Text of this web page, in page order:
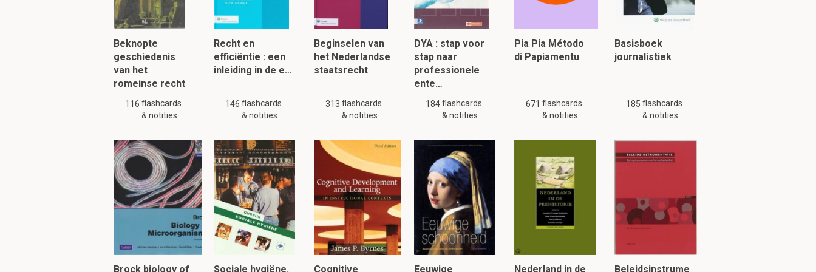
Weinig bescherming
Geringe kansen op schaalvoordelen
Onregelmatige verkoopfluctuaties
Substitutie
Welke 4 vlakken kent de Groeistrategie van Ansoff?
Marktvernieuwing
Productvernieuwing
Diversificatie
LET OP!!! Er zijn slechts 94 flashcards en notities beschikbaar voor dit materiaal. Deze samenvatting is mogelijk niet
volledig. Zoek a.u.b.soortgelijke samenvattingen.
Om verder te lezen, klik hier:
Beknopte
geschiedenis
van het
romeinse recht
116 flashcards
& notities
Recht en
efficiëntie : een
inleiding in de e…
146 flashcards
& notities
Beginselen van
het Nederlandse
staatsrecht
313 flashcards
& notities
DYA : stap voor
stap naar
professionele
ente…
184flashcards
& notities
Pia Pia Método
di Papiamentu
671 flashcards
& notities
Basisboek
journalistiek
185 flashcards
& notities
Brock biology of Sociale hygiëne. Cognitive Eeuwige Nederland in de Beleidsinstrume